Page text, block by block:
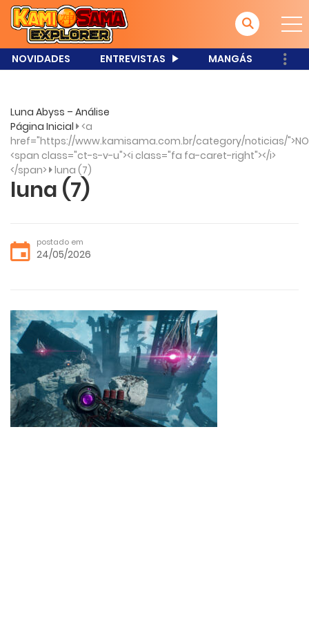
NOVIDADES ENTREVISTAS MANGÁS
Luna Abyss – Análise
Página Inicial <a
href="https://www.kamisama.com.br/category/noticias/
<span class="ct-s-v-u"><i class="fa fa-caret-right"></i>
</span> luna (7)
luna (7)
postado em
24/05/2026